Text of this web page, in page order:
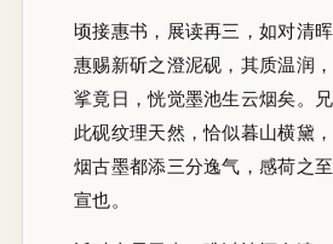
顷接惠书，展读再三，如对清
惠赐新斫之澄泥砚，其质温润
挲竟日，恍觉墨池生云烟矣。
此砚纹理天然，恰似暮山横黛
烟古墨都添三分逸气，感荷之
宣也。